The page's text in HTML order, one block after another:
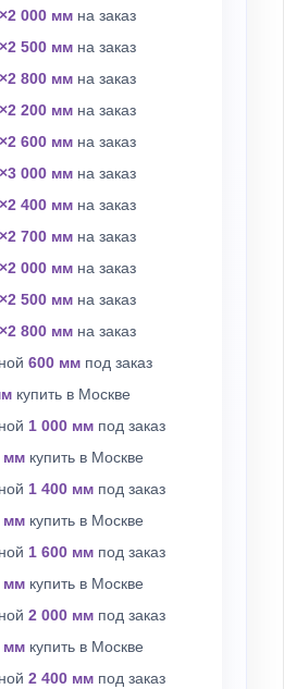
000 мм на заказ
500 мм на заказ
800 мм на заказ
200 мм на заказ
600 мм на заказ
000 мм на заказ
400 мм на заказ
700 мм на заказ
000 мм на заказ
500 мм на заказ
800 мм на заказ
600 мм под заказ
купить в Москве
1 000 мм под заказ
мм купить в Москве
1 400 мм под заказ
мм купить в Москве
1 600 мм под заказ
мм купить в Москве
2 000 мм под заказ
мм купить в Москве
2 400 мм под заказ